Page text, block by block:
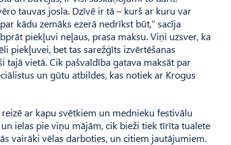
tauvas josla. Dzīvē ir tā – kurš ar kuru var
kādu zemāks ezerā nedrīkst būt,” sacīja
piekļuvi neļaus, prasa maksu. Viņi uzsver, ka
piekļuvei, bet tas sarežģīts izvērtēšanas
vietā. Cik pašvaldība gatava maksāt par
un gūtu atbildes, kas notiek ar Krogus
ar kapu svētkiem un mednieku festivālu
ielas pie viņu mājām, cik bieži tiek tīrīta tualete
vairāki vēlas darboties, un citiem jautājumiem.